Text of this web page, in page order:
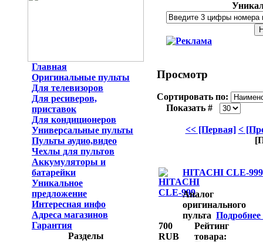
Главная
Оригинальные пульты
Для телевизоров
Для ресиверов,
приставок
Для кондиционеров
Универсальные пульты
Пульты аудио,видео
Чехлы для пультов
Аккумуляторы и
батарейки
Уникальное
предложение
Интересная инфо
Адреса магазинов
Гарантия
Разделы
Просмотр
Сортировать по:
Показать #
<< [Первая] <
HITACHI CLE-999
Аналог
оригинального
пульта Подробнее
700
RUB
Рейтинг
товара: